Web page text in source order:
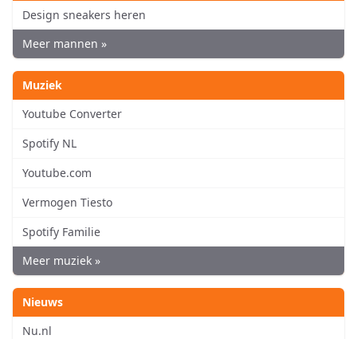
Design sneakers heren
Meer mannen »
Muziek
Youtube Converter
Spotify NL
Youtube.com
Vermogen Tiesto
Spotify Familie
Meer muziek »
Nieuws
Nu.nl